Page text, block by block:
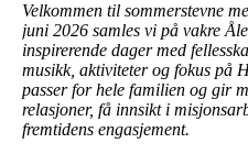
Velkommen til sommerstevne
juni 2026 samles vi på vakre
inspirerende dager med
musikk, aktiviteter og fokus på
passer for hele familien og gir
relasjoner, få innsikt i
fremtidens engasjement.